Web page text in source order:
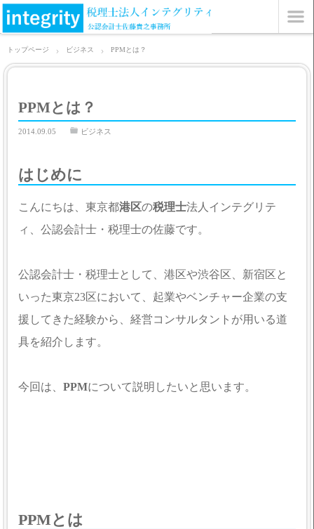
トップページ ビジネス PPMとは？
PPMとは？
2014.09.05 ビジネス
はじめに
こんにちは、東京都港区の税理士法人インテグリテ
ィ、公認会計士・税理士の佐藤です。
公認会計士・税理士として、港区や渋谷区、新宿区と
いった東京23区において、起業やベンチャー企業の支
援してきた経験から、経営コンサルタントが用いる道
具を紹介します。
今回は、 PPMについて説明したいと思います。
PPMとは